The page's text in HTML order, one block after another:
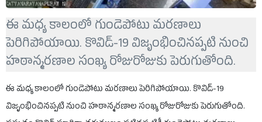
ఈ మధ్య కాలంలో గుండెపోటు మరణాలు
పెరిగిపోయాయి. కొవిడ్-19 విజృంభించినప్పటి నుంచి
హఠాన్మరణాల సంఖ్య రోజురోజుకు పెరుగుతోంది.
ఈ మధ్య కాలంలో గుండెపోటు మరణాలు పెరిగిపోయాయి. కొవిడ్-19
విజృంభించినప్పటి నుంచి హఠాన్మరణాల సంఖ్య రోజురోజుకు పెరుగుతోంది.